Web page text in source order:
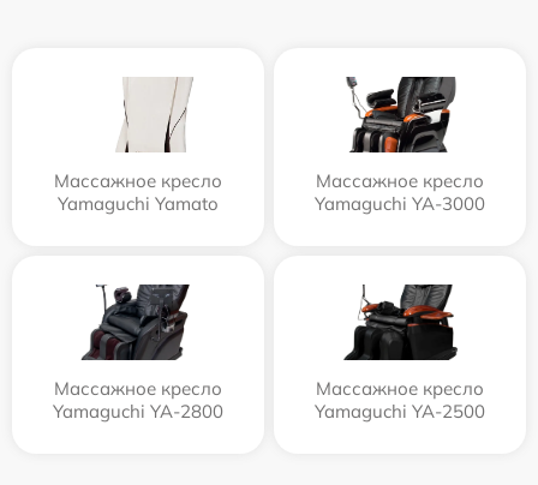
Массажное кресло
Yamaguchi Yamato
Массажное кресло
Yamaguchi YA-3000
Массажное кресло
Yamaguchi YA-2800
Массажное кресло
Yamaguchi YA-2500